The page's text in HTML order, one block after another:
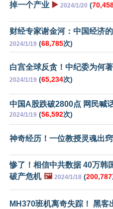
掉一个产业 ▶️ 2024/1/20 (
财经专家谢金河：中国经济
2024/1/19 (68,785次)
白宫全球反贪！中纪委为何
2024/1/19 (65,234次)
中国A股跌破2800点 网民喊
2024/1/19 (56,592次)
神奇经历！一位教授灵魂出
惨了！相信中共数据 40万韩
破产危机 🖼️ 2024/1/18 (200,787
MH370班机离奇失踪！ 黑客